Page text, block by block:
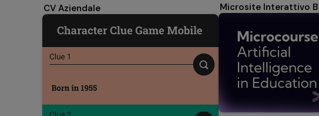
CV Aziendale Microsite Interattivo